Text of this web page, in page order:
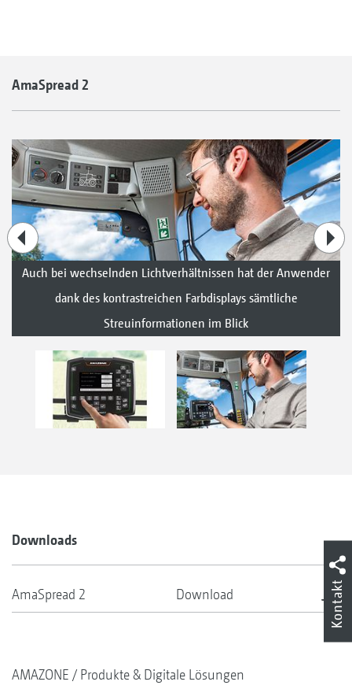
AmaSpread 2
Auch bei wechselnden Lichtverhältnissen hat der Anwender
dank des kontrastreichen Farbdisplays sämtliche
Streuinformationen im Blick
Downloads
AmaSpread 2 Download
AMAZONE
Produkte & Digitale Lösungen
Kontakt